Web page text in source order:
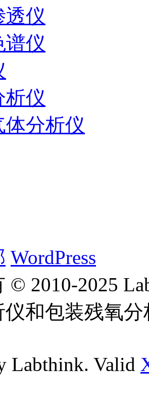
透仪
谱仪
析仪
体分析仪
WordPress
© 2010-2025
仪和包装残氧
Labthink. Valid